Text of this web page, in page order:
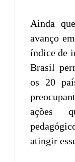
Ainda
avanço
índice de
Brasil
os 20
ações
atingir